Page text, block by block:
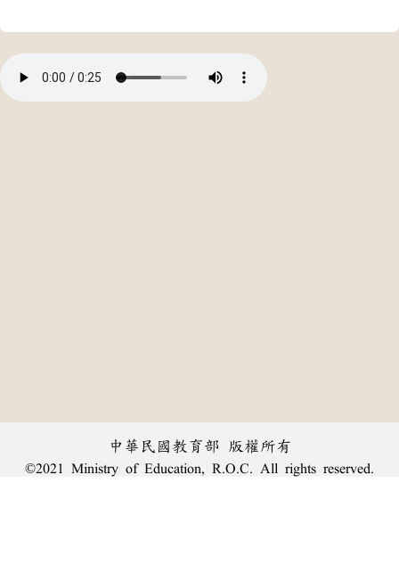
中華民國教育部 版權所有
©2021 Ministry of Education, R.O.C. All rights reserved.